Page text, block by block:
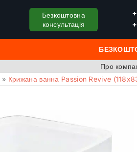
Безкоштовна
консультація
Про
» Крижана ванна Passion Revive